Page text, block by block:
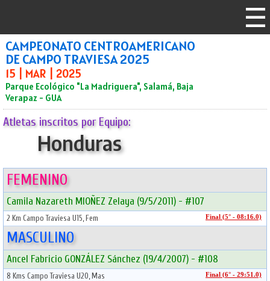
CAMPEONATO CENTROAMERICANO
DE CAMPO TRAVIESA 2025
15 | MAR | 2025
Parque Ecológico "La Madriguera", Salamá, Baja
Verapaz - GUA
Atletas inscritos por Equipo:
Honduras
FEMENINO
Camila Nazareth MIOÑEZ Zelaya (9/5/2011) - #107
2 Km Campo Traviesa U15, Fem Final (5° - 08:16.0)
MASCULINO
Ancel Fabricio GONZÁLEZ Sánchez (19/4/2007) - #108
8 Kms Campo Traviesa U20, Mas Final (6° - 29:51.0)